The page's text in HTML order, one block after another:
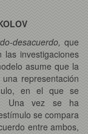
desacuerdo, que
investigaciones
asume que la
representación
en el que se
Una vez se ha
se compara
entre ambos,